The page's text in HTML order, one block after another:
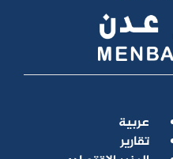
عربية
تقارير